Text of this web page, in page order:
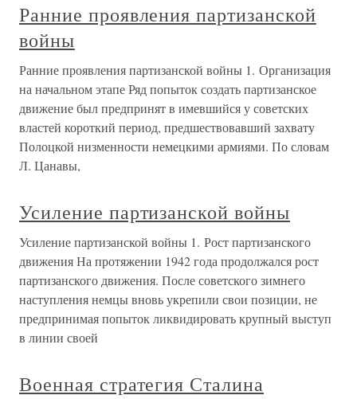
Ранние проявления партизанской
войны
Ранние проявления партизанской войны 1. Организация
на начальном этапе Ряд попыток создать партизанское
движение был предпринят в имевшийся у советских
властей короткий период, предшествовавший захвату
Полоцкой низменности немецкими армиями. По словам
Л. Цанавы,
Усиление партизанской войны
Усиление партизанской войны 1. Рост партизанского
движения На протяжении 1942 года продолжался рост
партизанского движения. После советского зимнего
наступления немцы вновь укрепили свои позиции, не
предпринимая попыток ликвидировать крупный выступ
в линии своей
Военная стратегия Сталина